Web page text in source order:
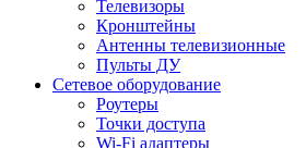
Телевизоры
Кронштейны
Антенны телевизионные
Пульты ДУ
Сетевое оборудование
Роутеры
Точки доступа
Wi-Fi адаптеры